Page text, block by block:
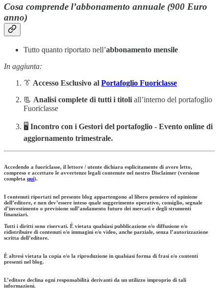
Cosa comprende l’abbonamento annuale (900 Euro
anno)
Tutto quanto riportato nell’abbonamento mensile
In aggiunta:
👔 Accesso Esclusivo al Portafoglio Fuoriclasse
📃 Analisi complete di tutti i titoli all’interno del portafoglio
Fuoriclasse
🖥️ Incontro con i Gestori del portafoglio - Evento online di
aggiornamento trimestrale.
Accedendo a fuoriclasse, il lettore / utente dichiara esplicitamente di avere letto,
compreso e accettato le avvertenze legali contenute nel nostro Disclaimer (versione
completa qui).
I contenuti riportati nel presente blog appartengono al libero pensiero ed opinione
dell’editore, e non dev’essere inteso quale suggerimento operativo, consiglio, segnale
d’investimento o previsione sull’andamento futuro dei mercati e degli strumenti
finanziari.
Tutti i diritti sono riservati. È vietata qualsiasi pubblicazione e/o diffusione e/o
ridistribuire di contenuti e/o immagini e/o video, anche parziale, senza l’autorizzazione
scritta dell’editore.
È altresì vietata la copia e/o la riproduzione in qualsiasi forma di frasi e/o contenti
presenti nel blog.
L’editore declina ogni responsabilità derivanti da un utilizzo improprio di tali
informazioni.